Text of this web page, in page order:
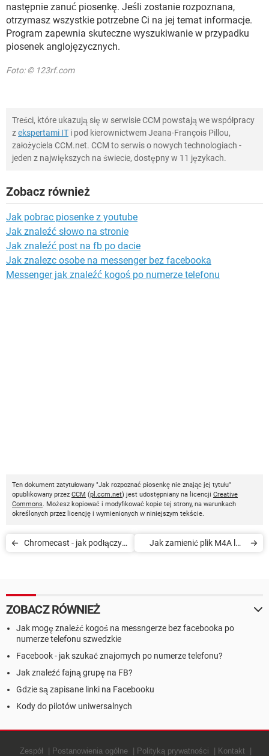
następnie zanuć piosenkę. Jeśli zostanie rozpoznana,
otrzymasz wszystkie potrzebne Ci na jej temat informacje.
Program zapewnia skuteczne wyszukiwanie w przypadku
piosenek anglojęzycznych.
Foto: © 123rf.com
Treści, które ukazują się w serwisie CCM powstają we współpracy
zekspertami IT i pod kierownictwem Jeana-François Pillou,
założyciela CCM.net. CCM to serwis o nowych technologiach -
jeden z największych na świecie, dostępny w 11 językach.
Zobacz również
Jak pobrac piosenke z youtube
Jak znaleźć słowo na stronie
Jak znaleźć post na fb po dacie
Jak znalezc osobe na messenger bez facebooka
Messenger jak znaleźć kogoś po numerze telefonu
Ten dokument zatytułowany "Jak rozpoznać piosenkę nie znając jej tytułu"
opublikowany przez CCM (pl.ccm.net) jest udostępniany na licencji Creative
Commons. Możesz kopiować i modyfikować kopie tej strony, na warunkach
określonych przez licencję i wymienionych w niniejszym tekście.
Chromecast - jak podłączyć
Jak zamienić plik M4A lub
ZOBACZ RÓWNIEŻ
Jak mogę znaleźć kogoś na messngerze bez facebooka po
numerze telefonu szwedzkie
Facebook - jak szukać znajomych po numerze telefonu?
Jak znaleźć fajną grupę na FB?
Gdzie są zapisane linki na Facebooku
Kody do pilotów uniwersalnych
Zespół Postanowienia ogólne Polityką prywatności Kontakt